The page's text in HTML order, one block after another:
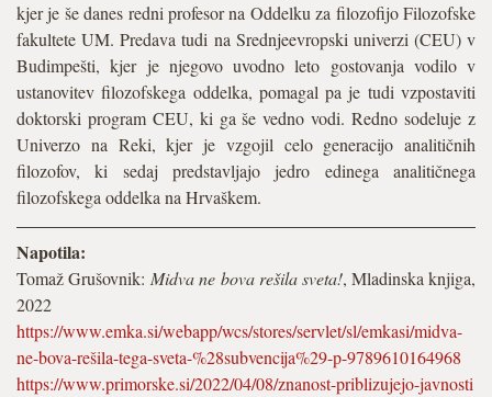
kjer je še danes redni profesor na Oddelku za filozofijo Filozofske
fakultete UM. Predava tudi na Srednjeevropski univerzi (CEU) v
Budimpešti, kjer je njegovo uvodno leto gostovanja vodilo v
ustanovitev filozofskega oddelka, pomagal pa je tudi vzpostaviti
doktorski program CEU, ki ga še vedno vodi. Redno sodeluje z
Univerzo na Reki, kjer je vzgojil celo generacijo analitičnih
filozofov, ki sedaj predstavljajo jedro edinega analitičnega
filozofskega oddelka na Hrvaškem.
Napotila:
Tomaž Grušovnik: Midva ne bova rešila sveta!, Mladinska knjiga,
2022
https://www.emka.si/webapp/wcs/stores/servlet/sl/emkasi/midva-
ne-bova-rešila-tega-sveta-%28subvencija%29-p-9789610164968
https://www.primorske.si/2022/04/08/znanost-priblizujejo-javnosti